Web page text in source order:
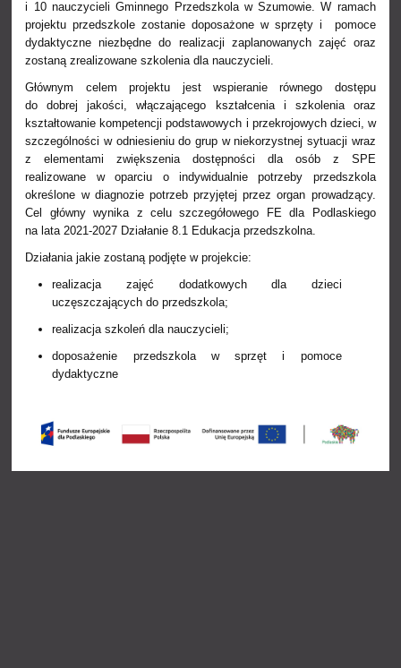
i 10 nauczycieli Gminnego Przedszkola w Szumowie. W ramach
projektu przedszkole zostanie doposażone w sprzęty i pomoce
dydaktyczne niezbędne do realizacji zaplanowanych zajęć oraz
zostaną zrealizowane szkolenia dla nauczycieli.
Głównym celem projektu jest wspieranie równego dostępu
do dobrej jakości, włączającego kształcenia i szkolenia oraz
kształtowanie kompetencji podstawowych i przekrojowych dzieci, w
szczególności w odniesieniu do grup w niekorzystnej sytuacji wraz
z elementami zwiększenia dostępności dla osób z SPE
realizowane w oparciu o indywidualnie potrzeby przedszkola
określone w diagnozie potrzeb przyjętej przez organ prowadzący.
Cel główny wynika z celu szczegółowego FE dla Podlaskiego
na lata 2021-2027 Działanie 8.1 Edukacja przedszkolna.
Działania jakie zostaną podjęte w projekcie:
realizacja zajęć dodatkowych dla dzieci
uczęszczających do przedszkola;
realizacja szkoleń dla nauczycieli;
doposażenie przedszkola w sprzęt i pomoce
dydaktyczne